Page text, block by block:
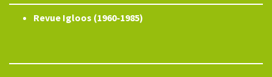
Revue Igloos (1960-1985)